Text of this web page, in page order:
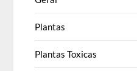
Plantas
Plantas Toxicas